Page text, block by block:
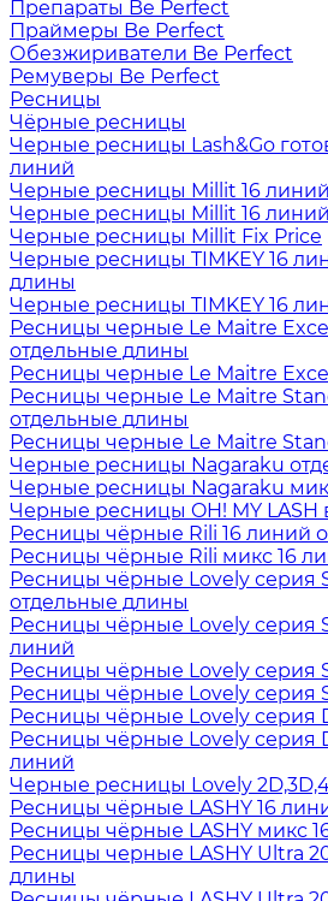
Препараты Be Perfect
Праймеры Be Perfect
Обезжириватели Be Perfect
Ремуверы Be Perfect
Ресницы
Чёрные ресницы
Черные ресницы Lash&Go
линий
Черные ресницы Millit 16
Черные ресницы Millit 16
Черные ресницы Millit Fix Price
Черные ресницы TIMKEY 16
длины
Черные ресницы TIMKEY 16
Ресницы черные Le Maitre
отдельные длины
Ресницы черные Le Maitre
Ресницы черные Le Maitre
отдельные длины
Ресницы черные Le Maitre
Черные ресницы Nagaraku
Черные ресницы Nagaraku
Черные ресницы OH! MY LASH
Ресницы чёрные Rili 16 линий
Ресницы чёрные Rili микс 16
Ресницы чёрные Lovely серия
отдельные длины
Ресницы чёрные Lovely серия
линий
Ресницы чёрные Lovely серия
Ресницы чёрные Lovely серия
Ресницы чёрные Lovely серия
Ресницы чёрные Lovely серия
линий
Черные ресницы Lovely
Ресницы чёрные LASHY 16
Ресницы чёрные LASHY микс
Ресницы черные LASHY Ultra
длины